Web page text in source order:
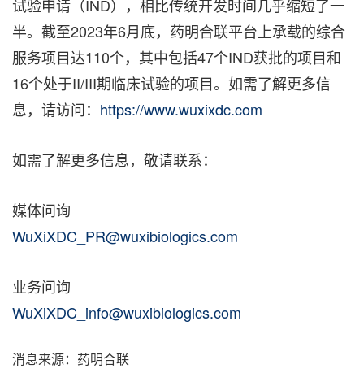
试验申请（IND），相比传统开发时间几乎缩短了一
半。截至2023年6月底，药明合联平台上承载的综合
服务项目达110个，其中包括47个IND获批的项目和
16个处于II/III期临床试验的项目。如需了解更多信
息，请访问： https://www.wuxixdc.com
如需了解更多信息，敬请联系：
媒体问询
WuXiXDC_PR@wuxibiologics.com
业务问询
WuXiXDC_info@wuxibiologics.com
消息来源：药明合联